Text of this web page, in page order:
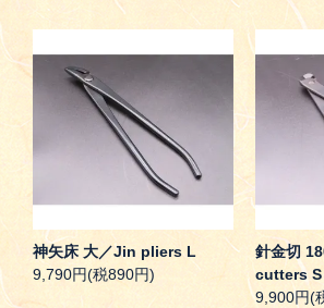
神矢床 大／Jin pliers L
9,790円(税890円)
針金切
cutters S
9,900円(